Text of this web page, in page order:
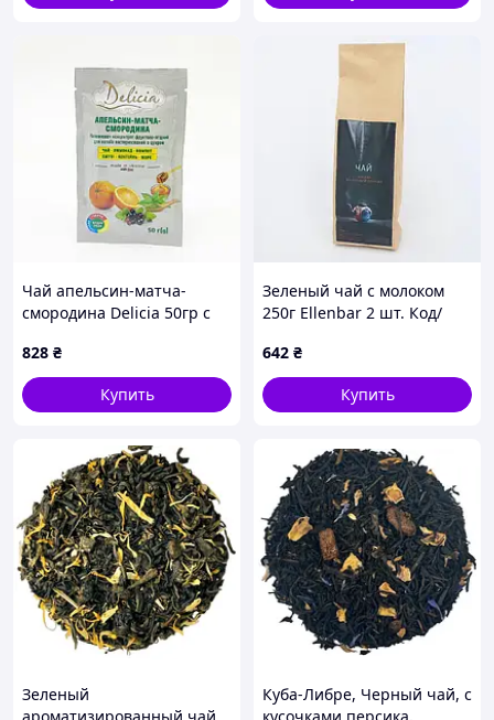
Чай апельсин-матча-
смородина Delicia 50гр с
828 ₴
Купить
Зеленый чай с молоком
250г Ellenbar 2 шт. Код/
642 ₴
Купить
Зеленый
Куба-Либре, Черный чай, с